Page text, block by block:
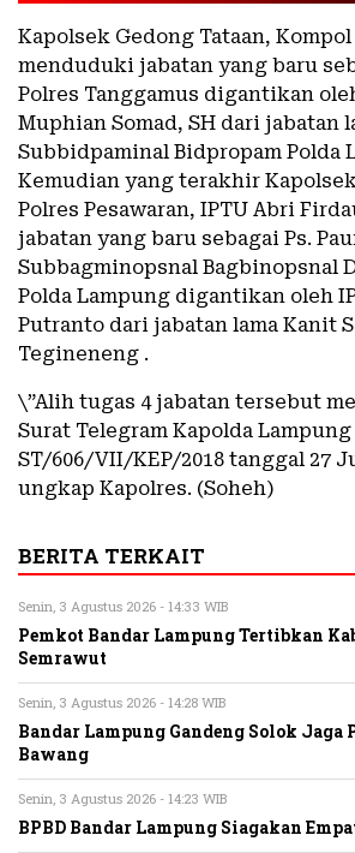
Kapolsek Gedong Tataan,
menduduki jabatan yang baru
Polres Tanggamus digantikan
Muphian Somad, SH dari jabatan
Subbidpaminal Bidpropam Polda
Kemudian yang terakhir
Polres Pesawaran, IPTU Abri
jabatan yang baru sebagai Ps.
Subbagminopsnal Bagbinopsnal
Polda Lampung digantikan oleh
Putranto dari jabatan lama Kanit
Tegineneng .
\”Alih tugas 4 jabatan tersebut
Surat Telegram Kapolda Lampung
ST/606/VII/KEP/2018 tanggal 27
ungkap Kapolres. (Soheh)
BERITA TERKAIT
Senin, 3 Agustus 2026 - 14:33 WIB
Pemkot Bandar Lampung Tertibkan
Semrawut
Senin, 3 Agustus 2026 - 14:28 WIB
Bandar Lampung Gandeng Solok Jaga
Bawang
Senin, 3 Agustus 2026 - 14:23 WIB
BPBD Bandar Lampung Siagakan